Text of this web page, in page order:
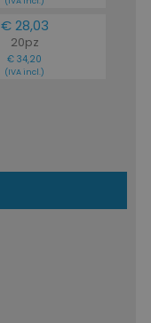
€ 28,03
20pz
€ 34,20
(IVA incl.)